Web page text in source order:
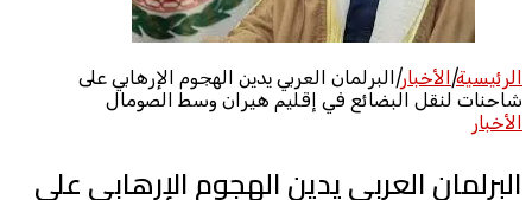
الرئيسية|الأخبار|البرلمان العربي يدين الهجوم الإرهابي على
شاحنات لنقل البضائع في إقليم هيران وسط الصومال
الأخبار
البرلمان العربي يدين الهجوم الإرهابي على